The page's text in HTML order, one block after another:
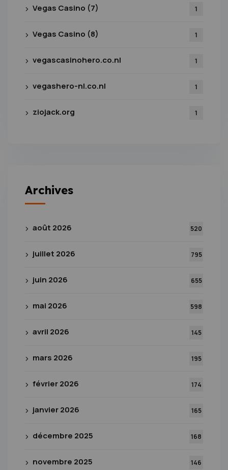
Vegas Casino (7) 1
Vegas Casino (8) 1
vegascasinohero.co.nl 1
vegashero-nl.co.nl 1
ziojack.org 1
Archives
août 2026 520
juillet 2026 795
juin 2026 655
mai 2026 598
avril 2026 145
mars 2026 195
février 2026 174
janvier 2026 165
décembre 2025 168
novembre 2025 146